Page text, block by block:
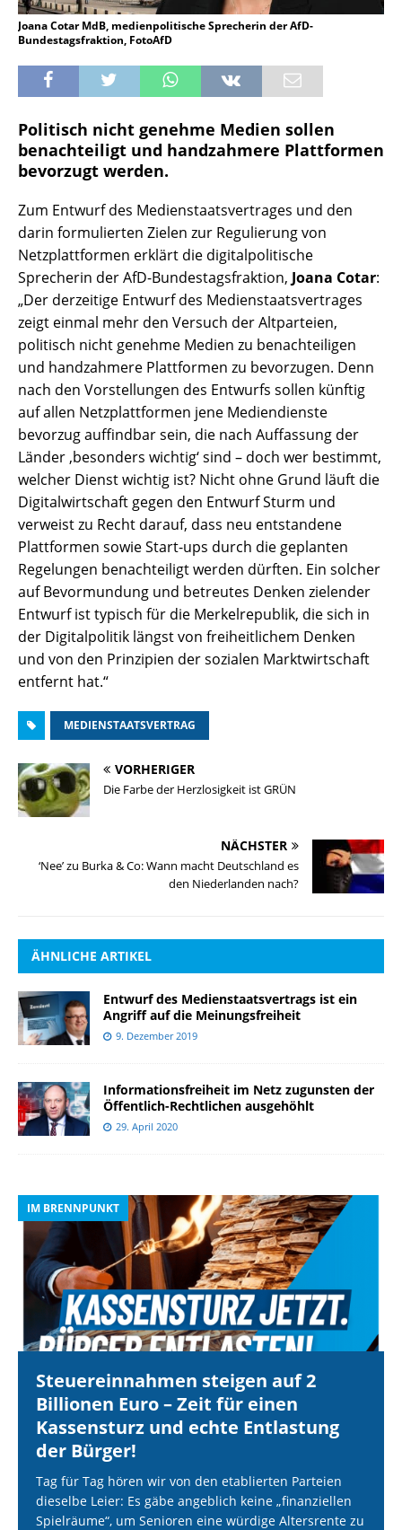
Joana Cotar MdB, medienpolitische Sprecherin der AfD-
Bundestagsfraktion, FotoAfD
Politisch nicht genehme Medien sollen
benachteiligt und handzahmere Plattformen
bevorzugt werden.
Zum Entwurf des Medienstaatsvertrages und den
darin formulierten Zielen zur Regulierung von
Netzplattformen erklärt die digitalpolitische
Sprecherin der AfD-Bundestagsfraktion, Joana Cotar:
„Der derzeitige Entwurf des Medienstaatsvertrages
zeigt einmal mehr den Versuch der Altparteien,
politisch nicht genehme Medien zu benachteiligen
und handzahmere Plattformen zu bevorzugen. Denn
nach den Vorstellungen des Entwurfs sollen künftig
auf allen Netzplattformen jene Mediendienste
bevorzug auffindbar sein, die nach Auffassung der
Länder ,besonders wichtig‘ sind – doch wer bestimmt,
welcher Dienst wichtig ist? Nicht ohne Grund läuft die
Digitalwirtschaft gegen den Entwurf Sturm und
verweist zu Recht darauf, dass neu entstandene
Plattformen sowie Start-ups durch die geplanten
Regelungen benachteiligt werden dürften. Ein solcher
auf Bevormundung und betreutes Denken zielender
Entwurf ist typisch für die Merkelrepublik, die sich in
der Digitalpolitik längst von freiheitlichem Denken
und von den Prinzipien der sozialen Marktwirtschaft
entfernt hat.“
MEDIENSTAATSVERTRAG
VORHERIGER
Die Farbe der Herzlosigkeit ist GRÜN
NÄCHSTER
‘Nee’ zu Burka & Co: Wann macht Deutschland es
den Niederlanden nach?
ÄHNLICHE ARTIKEL
Entwurf des Medienstaatsvertrags ist ein
Angriff auf die Meinungsfreiheit
9. Dezember 2019
Informationsfreiheit im Netz zugunsten der
Öffentlich-Rechtlichen ausgehöhlt
29. April 2020
IM BRENNPUNKT
Steuereinnahmen steigen auf 2
Billionen Euro – Zeit für einen
Kassensturz und echte Entlastung
der Bürger!
Tag für Tag hören wir von den etablierten Parteien
dieselbe Leier: Es gäbe angeblich keine „finanziellen
Spielräume“, um Senioren eine würdige Altersrente zu